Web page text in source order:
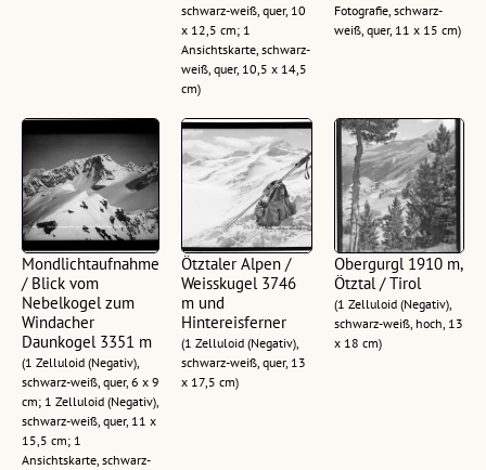
schwarz-weiß, quer, 10
x 12,5 cm; 1
Ansichtskarte, schwarz-
weiß, quer, 10,5 x 14,5
cm)
Fotografie, schwarz-
weiß, quer, 11 x 15 cm)
Mondlichtaufnahme
/ Blick vom
Nebelkogel zum
Windacher
Daunkogel 3351 m
(1 Zelluloid (Negativ),
schwarz-weiß, quer, 6 x 9
cm; 1 Zelluloid (Negativ),
schwarz-weiß, quer, 11 x
15,5 cm; 1
Ansichtskarte, schwarz-
Ötztaler Alpen /
Weisskugel 3746
m und
Hintereisferner
(1 Zelluloid (Negativ),
schwarz-weiß, quer, 13
x 17,5 cm)
Obergurgl 1910 m,
Ötztal / Tirol
(1 Zelluloid (Negativ),
schwarz-weiß, hoch, 13
x 18 cm)